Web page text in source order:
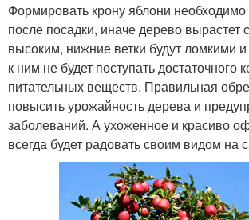
Формировать крону яблони необходимо
после посадки, иначе дерево вырастет
высоким, нижние ветки будут ломкими и
к ним не будет поступать достаточного
питательных веществ. Правильная
повысить урожайность дерева и
заболеваний. А ухоженное и красиво
всегда будет радовать своим видом на